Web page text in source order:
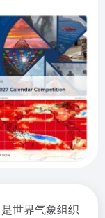
世界气象组织